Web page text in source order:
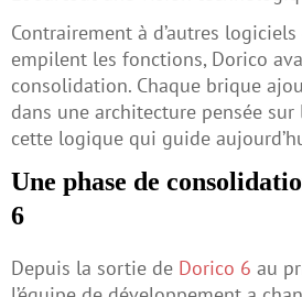
Contrairement à d’autres
empilent les fonctions, Dorico
consolidation. Chaque brique
dans une architecture pensée sur
cette logique qui guide
Une phase de
6
Depuis la sortie de Dorico 6 au